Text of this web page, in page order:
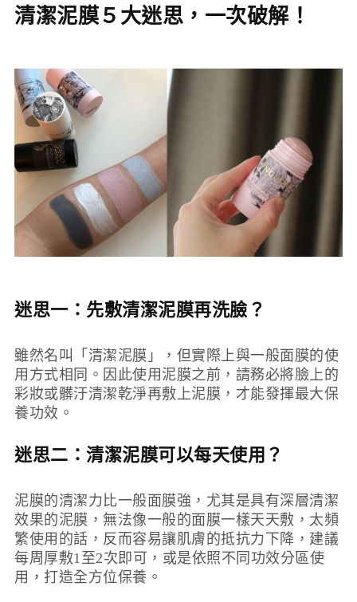
清潔泥膜５大迷思，一次破解！
迷思一：先敷清潔泥膜再洗臉？
雖然名叫「清潔泥膜」，但實際上與一般面膜的使
用方式相同。因此使用泥膜之前，請務必將臉上的
彩妝或髒汙清潔乾淨再敷上泥膜，才能發揮最大保
養功效。
迷思二： 清潔泥膜可以每天使用？
泥膜的清潔力比一般面膜強，尤其是具有深層清潔
效果的泥膜，無法像一般的面膜一樣天天敷，太頻
繁使用的話，反而容易讓肌膚的抵抗力下降，建議
每周厚敷1至2次即可，或是依照不同功效分區使
用，打造全方位保養。